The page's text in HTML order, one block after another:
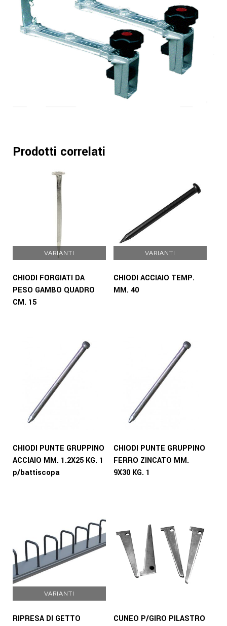
Prodotti correlati
VARIANTI
CHIODI FORGIATI DA
PESO GAMBO QUADRO
CM. 15
VARIANTI
CHIODI ACCIAIO TEMP.
MM. 40
CHIODI PUNTE GRUPPINO
ACCIAIO MM. 1.2X25 KG. 1
p/battiscopa
CHIODI PUNTE GRUPPINO
FERRO ZINCATO MM.
9X30 KG. 1
VARIANTI
RIPRESA DI GETTO
CUNEO P/GIRO PILASTRO